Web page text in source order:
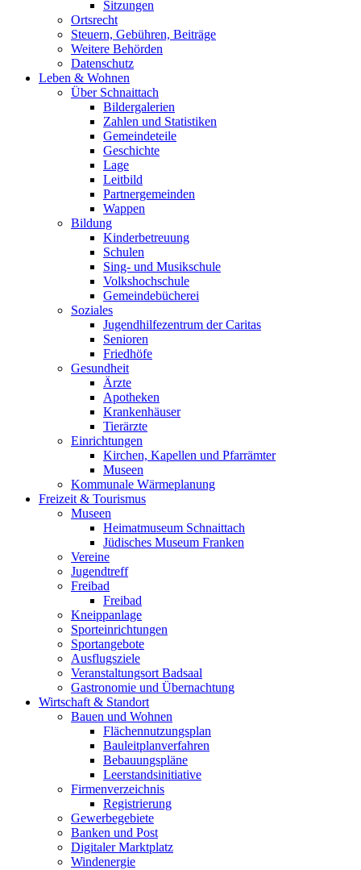
Sitzungen
Ortsrecht
Steuern, Gebühren, Beiträge
Weitere Behörden
Datenschutz
Leben & Wohnen
Über Schnaittach
Bildergalerien
Zahlen und Statistiken
Gemeindeteile
Geschichte
Lage
Leitbild
Partnergemeinden
Wappen
Bildung
Kinderbetreuung
Schulen
Sing- und Musikschule
Volkshochschule
Gemeindebücherei
Soziales
Jugendhilfezentrum der Caritas
Senioren
Friedhöfe
Gesundheit
Ärzte
Apotheken
Krankenhäuser
Tierärzte
Einrichtungen
Kirchen, Kapellen und Pfarrämter
Museen
Kommunale Wärmeplanung
Freizeit & Tourismus
Museen
Heimatmuseum Schnaittach
Jüdisches Museum Franken
Vereine
Jugendtreff
Freibad
Freibad
Kneippanlage
Sporteinrichtungen
Sportangebote
Ausflugsziele
Veranstaltungsort Badsaal
Gastronomie und Übernachtung
Wirtschaft & Standort
Bauen und Wohnen
Flächennutzungsplan
Bauleitplanverfahren
Bebauungspläne
Leerstandsinitiative
Firmenverzeichnis
Registrierung
Gewerbegebiete
Banken und Post
Digitaler Marktplatz
Windenergie